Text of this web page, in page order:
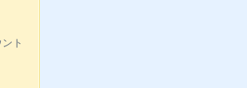
ト